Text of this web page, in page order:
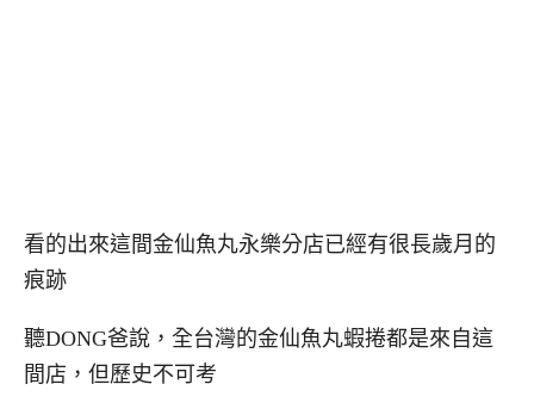
看的出來這間金仙魚丸永樂分店已經有很長歲月的
痕跡
聽DONG爸說，全台灣的金仙魚丸蝦捲都是來自這
間店，但歷史不可考